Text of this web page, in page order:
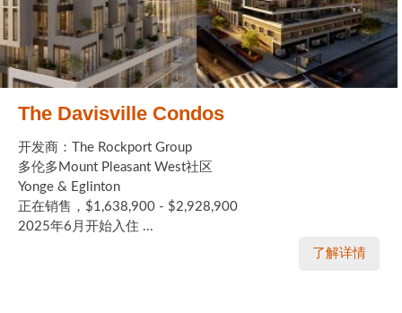
The Davisville Condos
开发商：The Rockport Group
多伦多Mount Pleasant West社区
Yonge & Eglinton
正在销售，$1,638,900 - $2,928,900
2025年6月开始入住 ...
了解详情